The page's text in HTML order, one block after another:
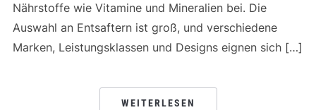
Nährstoffe wie Vitamine und Mineralien bei. Die
Auswahl an Entsaftern ist groß, und verschiedene
Marken, Leistungsklassen und Designs eignen sich […]
WEITERLESEN